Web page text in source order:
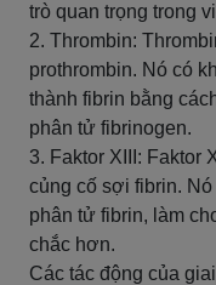
trò quan trọng trong
2. Thrombin:
prothrombin. Nó có
thành fibrin bằng
phân tử fibrinogen.
3. Faktor XIII: Faktor
củng cố sợi fibrin.
phân tử fibrin, làm
chắc hơn.
Các tác động của